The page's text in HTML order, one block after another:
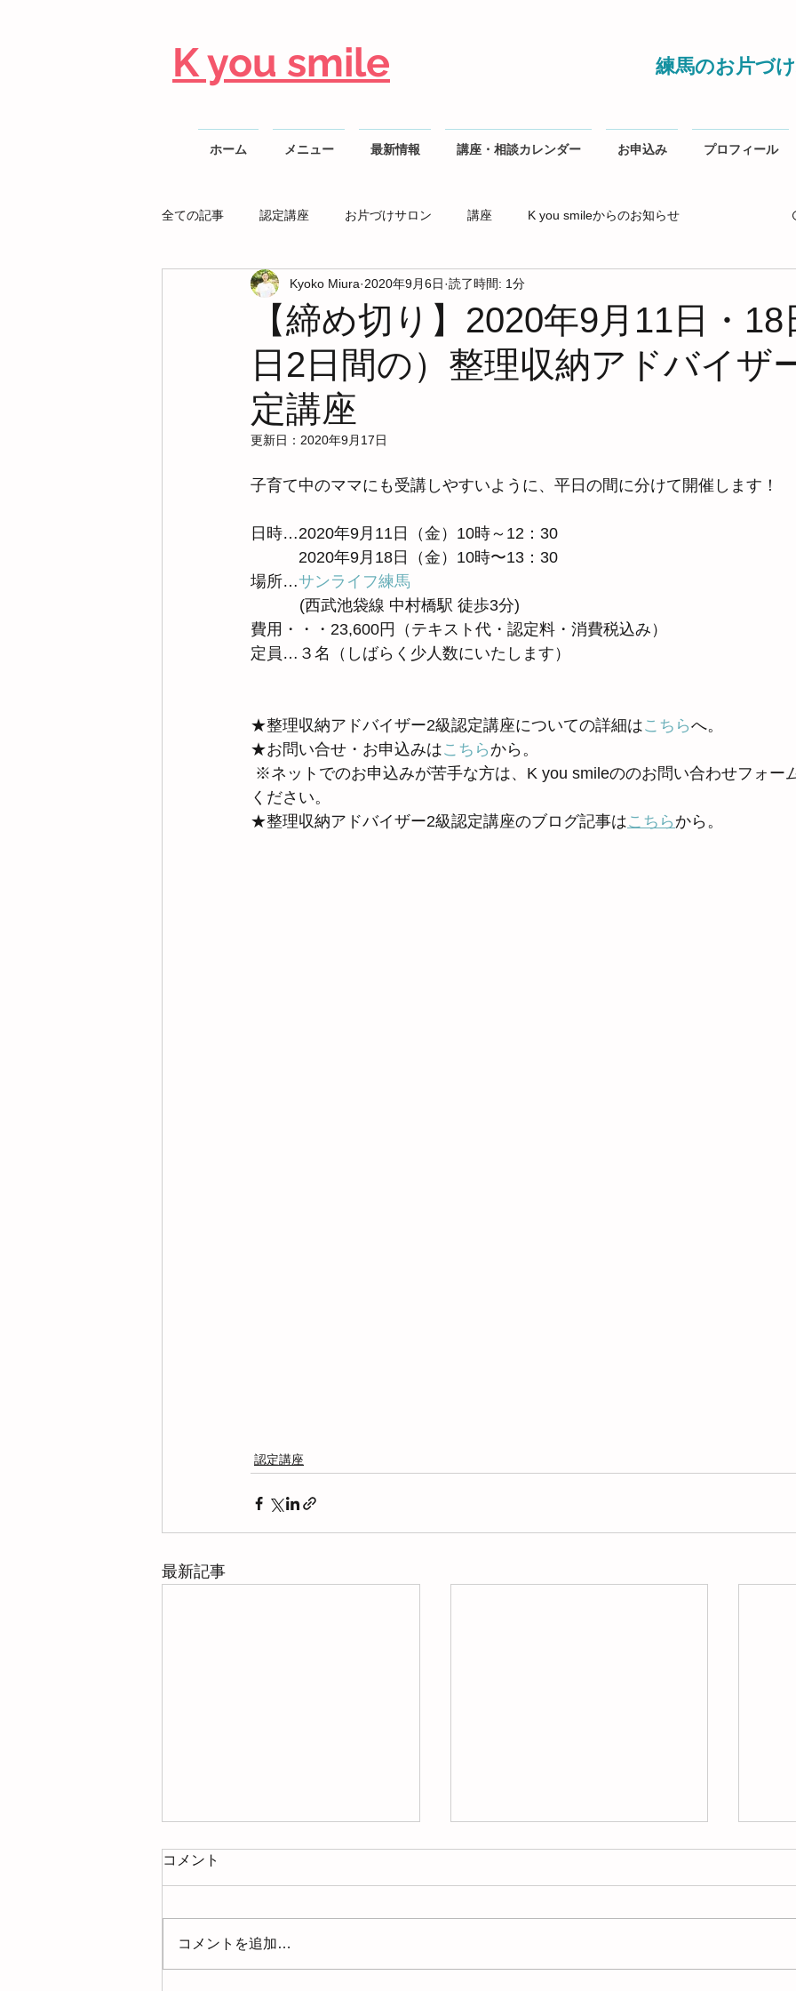
K you smile 練馬のお片づ
ホーム メニュー 最新情報 講座・相談カレンダー お申込み プロフィール
全ての記事 認定講座 お片づけサロン 講座 K you smileからのお知らせ
整理収納AD勉強会
【締め切り】2020年9月11日・18
日2日間の）整理収納アドバイザ
定講座
Kyoko Miura 2020年9月6日 読了時間: 1分
更新日： 2020年9月17日
子育て中のママにも受講しやすいように、平日の間に分けて開催します！
日時…2020年9月11日（金）10時～12：30
2020年9月18日（金）10時〜13：30
場所…サンライフ練馬
(西武池袋線 中村橋駅 徒歩3分)
費用・・・23,600円（テキスト代・認定料・消費税込み）
定員…３名（しばらく少人数にいたします）
★整理収納アドバイザー2級認定講座についての詳細はこちらへ。
★お問い合せ・お申込みはこちらから。
ください。
★整理収納アドバイザー2級認定講座のブログ記事はこちらから。
認定講座
最新記事
コメント
コメントを追加…